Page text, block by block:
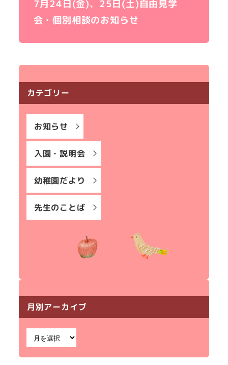
7月24日(金)、25日(土)自由見学
会・個別相談のお知らせ
カテゴリー
お知らせ
入園・説明会
幼稚園だより
先生のことば
月別アーカイブ